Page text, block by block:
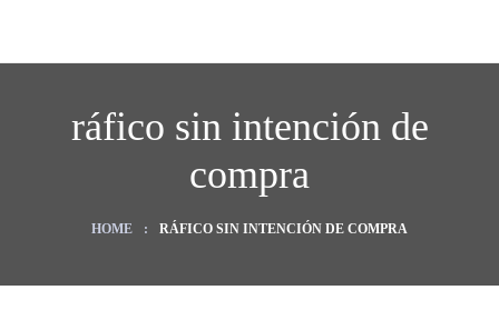
ráfico sin intención de
compra
HOME : RÁFICO SIN INTENCIÓN DE COMPRA